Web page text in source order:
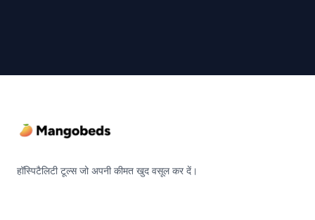
हॉस्पिटैलिटी टूल्स जो अपनी कीमत खुद वसूल कर दें।